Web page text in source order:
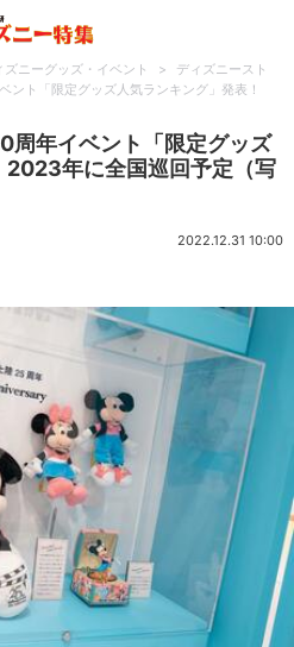
ズニーグッズ・イベント >
ディズニースト
ント「限定グッズ人気ランキング」発表！
周年イベント「限定グッズ
2023年に全国巡回予定（写
2022.12.31 10:00